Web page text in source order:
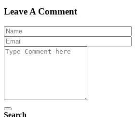
Leave A Comment
Search